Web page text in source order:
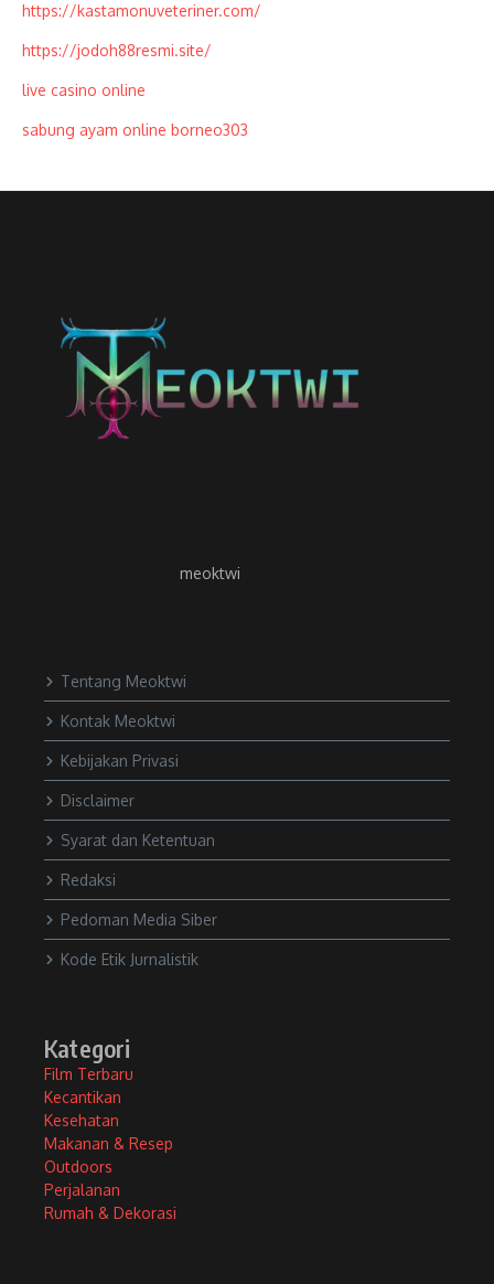
https://kastamonuveteriner.com/
https://jodoh88resmi.site/
live casino online
sabung ayam online borneo303
meoktwi
Tentang Meoktwi
Kontak Meoktwi
Kebijakan Privasi
Disclaimer
Syarat dan Ketentuan
Redaksi
Pedoman Media Siber
Kode Etik Jurnalistik
Kategori
Film Terbaru
Kecantikan
Kesehatan
Makanan & Resep
Outdoors
Perjalanan
Rumah & Dekorasi